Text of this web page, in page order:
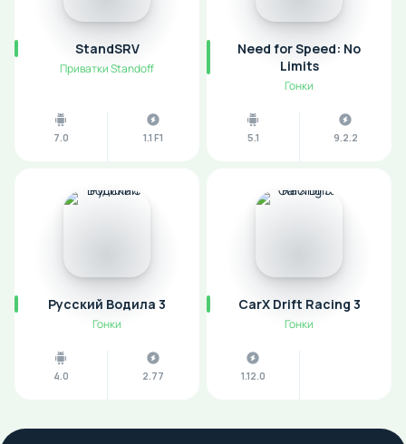
StandSRV
Приватки Standoff
7.0 1.1 F1
Need for Speed: No
Limits
Гонки
5.1 9.2.2
Русский Водила 3
Гонки
4.0 2.77
CarX Drift Racing 3
Гонки
1.12.0